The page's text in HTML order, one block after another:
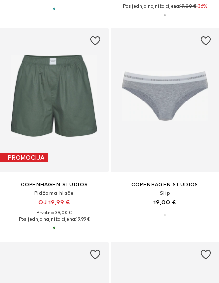
Posljednja najniža cijena:19,00 €-36%
PROMOCIJA
COPENHAGEN STUDIOS
Pidžama hlače
Od 19,99 €
Prvotno: 39,00 €
Posljednja najniža cijena:19,99 €
COPENHAGEN STUDIOS
Slip
19,00 €